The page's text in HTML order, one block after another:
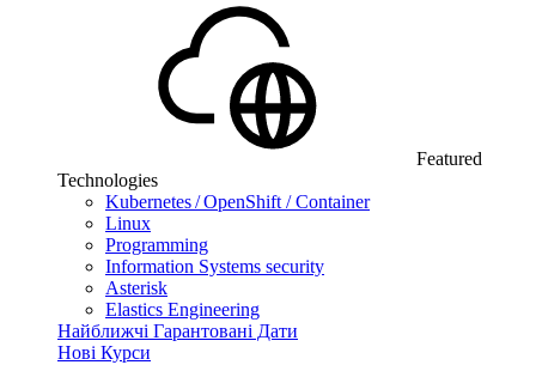
Featured
Technologies
Kubernetes / OpenShift / Container
Linux
Programming
Information Systems security
Asterisk
Elastics Engineering
Найближчі Гарантовані Дати
Нові Курси